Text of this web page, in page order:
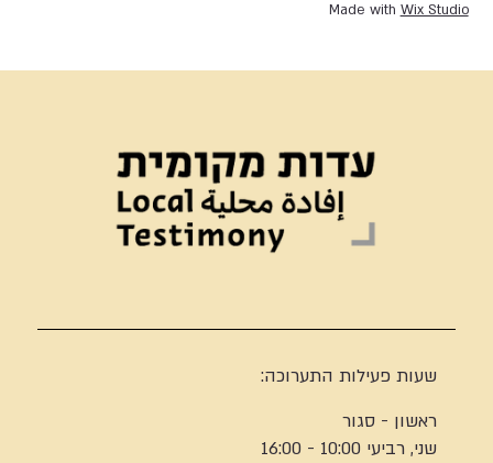
Made with Wix Studio
שעות פעילות התערוכה:
ראשון - סגור
שני, רביעי 10:00 - 16:00